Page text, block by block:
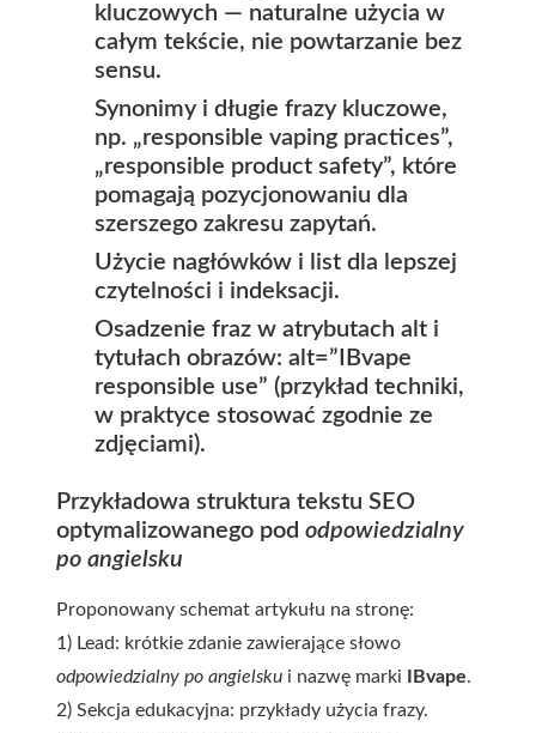
kluczowych — naturalne użycia w
całym tekście, nie powtarzanie bez
sensu.
Synonimy i długie frazy kluczowe,
np. „responsible vaping practices”,
„responsible product safety”, które
pomagają pozycjonowaniu dla
szerszego zakresu zapytań.
Użycie nagłówków i list dla lepszej
czytelności i indeksacji.
Osadzenie fraz w atrybutach alt i
tytułach obrazów: alt=”IBvape
responsible use” (przykład techniki,
w praktyce stosować zgodnie ze
zdjęciami).
Przykładowa struktura tekstu SEO
optymalizowanego pod odpowiedzialny
po angielsku
Proponowany schemat artykułu na stronę:
1) Lead: krótkie zdanie zawierające słowo
odpowiedzialny po angielsku i nazwę marki IBvape.
2) Sekcja edukacyjna: przykłady użycia frazy.